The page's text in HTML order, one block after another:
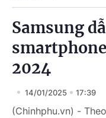
Samsung
2024
14/01/2025 17:39
(Chinhphu.vn) -